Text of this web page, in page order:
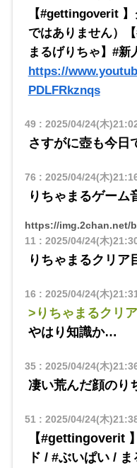
【#gettingoverit
ではありません）
まるげりちゃ】#新
https://
PDLFRkznqs
49: 2025/04/24(木
さすがに壺も今日
76 : 2025/04/24(木
りちゃまるゲーム
https://img.2chan.net/
11 : 2025/04/24(木
りちゃまるクリア
16 : 2025/04/24(木
>りちゃまるクリ
やはり知識か…
35: 2025/04/24(木
凄い荒んだ顔のり
51 : 2025/04/24(木
【#gettingoverit
ド / #ぶいぱい /